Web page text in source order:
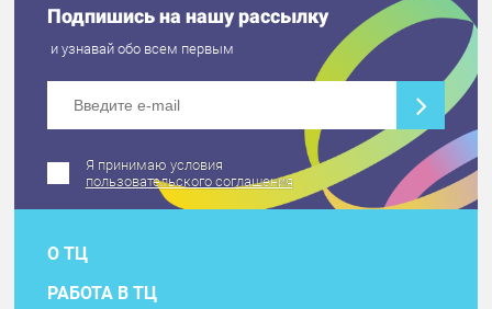
Подпишись на нашу рассылку
и узнавай обо всем первым
Я принимаю условия
пользовательского соглашения
О ТЦ
РАБОТА В ТЦ